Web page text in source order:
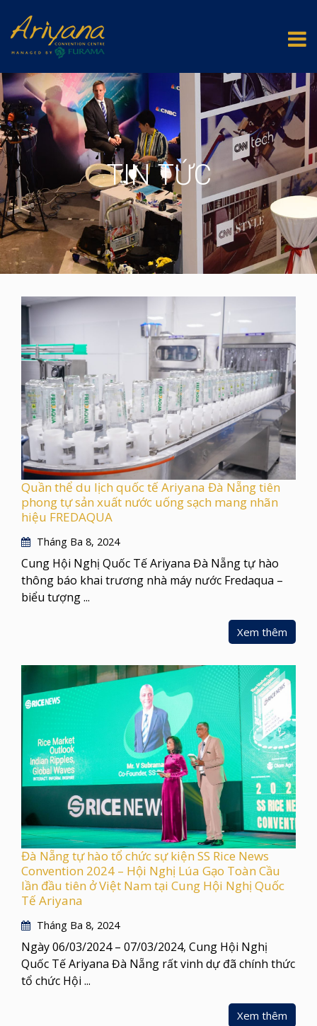
TIN TỨC
Quần thể du lịch quốc tế Ariyana Đà Nẵng tiên
phong tự sản xuất nước uống sạch mang nhãn
hiệu FREDAQUA
Tháng Ba 8, 2024
Cung Hội Nghị Quốc Tế Ariyana Đà Nẵng tự hào
thông báo khai trương nhà máy nước Fredaqua –
biểu tượng ...
Xem thêm
Đà Nẵng tự hào tổ chức sự kiện SS Rice News
Convention 2024 – Hội Nghị Lúa Gạo Toàn Cầu
lần đầu tiên ở Việt Nam tại Cung Hội Nghị Quốc
Tế Ariyana
Tháng Ba 8, 2024
Ngày 06/03/2024 – 07/03/2024, Cung Hội Nghị
Quốc Tế Ariyana Đà Nẵng rất vinh dự đã chính thức
tổ chức Hội ...
Xem thêm